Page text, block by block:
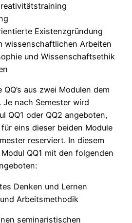
Existenzgründung
wissenschaftlichen Arbeiten
und Wissenschaftsethik
aus zwei Modulen dem
Je nach Semester wird
QQ1 oder QQ2 angeboten,
eins dieser beiden Module
reserviert. In diesem
QQ1 mit den folgenden
Denken und Lernen
Arbeitsmethodik
seminaristischen